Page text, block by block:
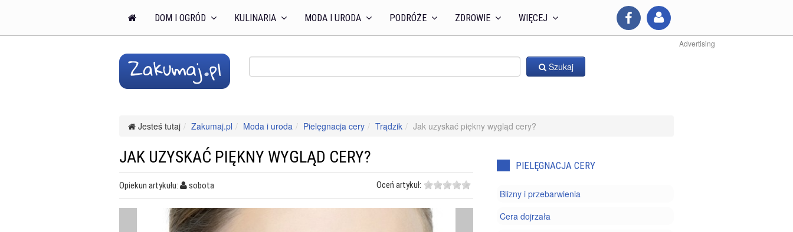
DOM I OGRÓD KULINARIA MODA I URODA PODRÓŻE ZDROWIE WIĘCEJ
Advertising
Szukaj
Jesteś tutaj Zakumaj.pl Moda i uroda Pielęgnacja cery Trądzik Jak uzyskać piękny wygląd cery?
JAK UZYSKAĆ PIĘKNY WYGLĄD CERY?
Opiekun artykułu: sobota Oceń artykuł:
PIELĘGNACJA CERY
Blizny i przebarwienia
Cera dojrzała